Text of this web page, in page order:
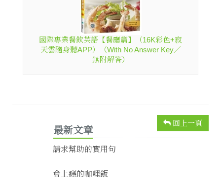
國際專業餐飲英語【餐廳篇】（16K彩色+寂
天雲隨身聽APP）（With No Answer Key／
無附解答）
回上一頁
最新文章
請求幫助的實用句
會上癮的咖哩飯